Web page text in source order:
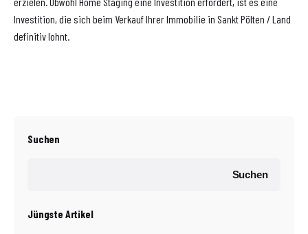
Investition, die sich beim Verkauf Ihrer Immobilie in Sankt Pölten / Land
definitiv lohnt.
Suchen
Suchen
Jüngste Artikel